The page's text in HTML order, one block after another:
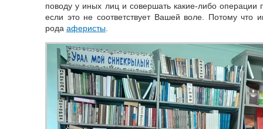
поводу у иных лиц и совершать какие-либо операции
если это не соответствует Вашей воле. Потому что
рода аферисты